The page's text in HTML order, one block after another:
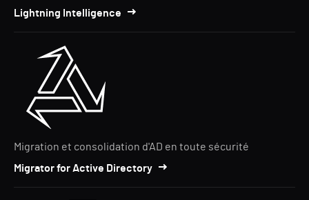
Lightning Intelligence
Migration et consolidation d'AD en toute sécurité
Migrator for Active Directory